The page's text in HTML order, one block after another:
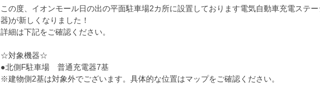
この度、イオンモール日の出の平面駐車場2カ所に設置しております電気自動車充電ステ
器)が新しくなりました！
詳細は下記をご確認ください。
☆対象機器☆
●北側F駐車場 普通充電器7基
※建物側2基は対象外でございます。具体的な位置はマップをご確認ください。